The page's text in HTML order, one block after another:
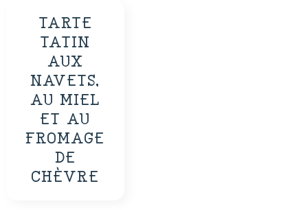
TARTE
TATIN
AUX
NAVETS,
AU MIEL
ET AU
FROMAGE
DE
CHÈVRE